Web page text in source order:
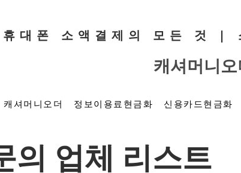
휴대폰 소액결제의 모든 것 |
캐셔머니오
셔머니오더 정보이용료현금화 신용카드현금화
의 업체 리스트